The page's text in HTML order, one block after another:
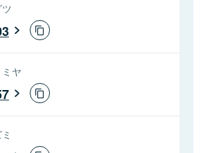
ヤ